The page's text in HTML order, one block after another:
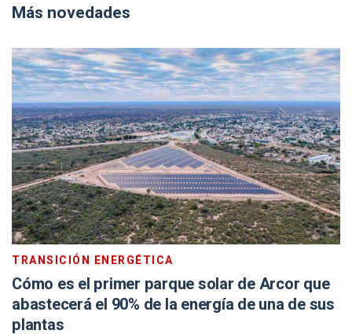
Más novedades
TRANSICIÓN ENERGÉTICA
Cómo es el primer parque solar de Arcor que
abastecerá el 90% de la energía de una de sus
plantas